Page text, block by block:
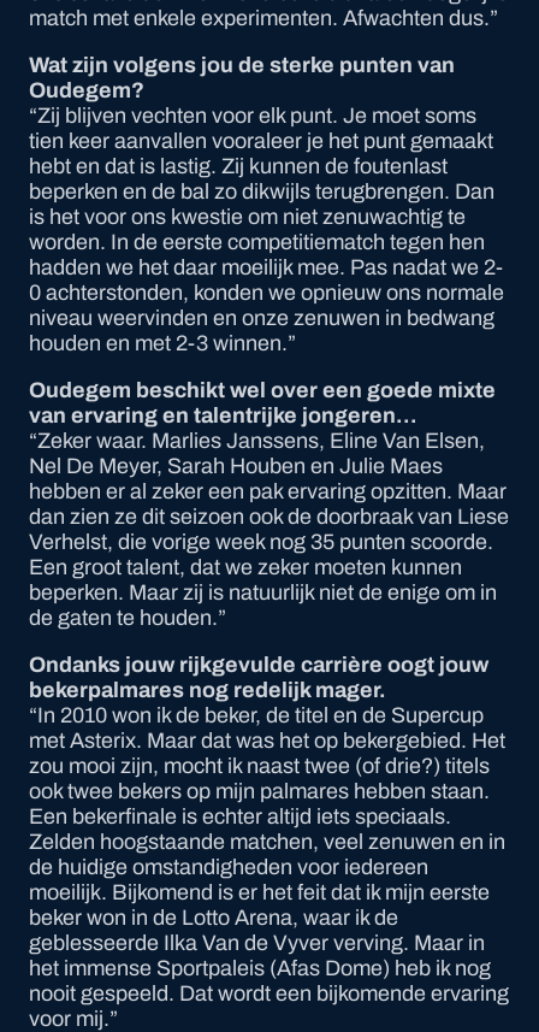
match met enkele experimenten. Afwachten dus.”
Wat zijn volgens jou de sterke punten van
Oudegem?
“Zij blijven vechten voor elk punt. Je moet soms
tien keer aanvallen vooraleer je het punt gemaakt
hebt en dat is lastig. Zij kunnen de foutenlast
beperken en de bal zo dikwijls terugbrengen. Dan
is het voor ons kwestie om niet zenuwachtig te
worden. In de eerste competitiematch tegen hen
hadden we het daar moeilijk mee. Pas nadat we 2-
0 achterstonden, konden we opnieuw ons normale
niveau weervinden en onze zenuwen in bedwang
houden en met 2-3 winnen.”
Oudegem beschikt wel over een goede mixte
van ervaring en talentrijke jongeren…
“Zeker waar. Marlies Janssens, Eline Van Elsen,
Nel De Meyer, Sarah Houben en Julie Maes
hebben er al zeker een pak ervaring opzitten. Maar
dan zien ze dit seizoen ook de doorbraak van Liese
Verhelst, die vorige week nog 35 punten scoorde.
Een groot talent, dat we zeker moeten kunnen
beperken. Maar zij is natuurlijk niet de enige om in
de gaten te houden.”
Ondanks jouw rijkgevulde carrière oogt jouw
bekerpalmares nog redelijk mager.
“In 2010 won ik de beker, de titel en de Supercup
met Asterix. Maar dat was het op bekergebied. Het
zou mooi zijn, mocht ik naast twee (of drie?) titels
ook twee bekers op mijn palmares hebben staan.
Een bekerfinale is echter altijd iets speciaals.
Zelden hoogstaande matchen, veel zenuwen en in
de huidige omstandigheden voor iedereen
moeilijk. Bijkomend is er het feit dat ik mijn eerste
beker won in de Lotto Arena, waar ik de
geblesseerde Ilka Van de Vyver verving. Maar in
het immense Sportpaleis (Afas Dome) heb ik nog
nooit gespeeld. Dat wordt een bijkomende ervaring
voor mij.”